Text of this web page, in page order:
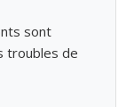
sont
troubles de